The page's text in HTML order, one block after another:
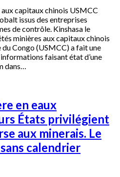
aux capitaux chinois USMCC
issus des entreprises
de contrôle. Kinshasa le
minières aux capitaux chinois
Congo (USMCC) a fait une
faisant état d’une
dans…
en eaux
États privilégient
aux minerais. Le
calendrier